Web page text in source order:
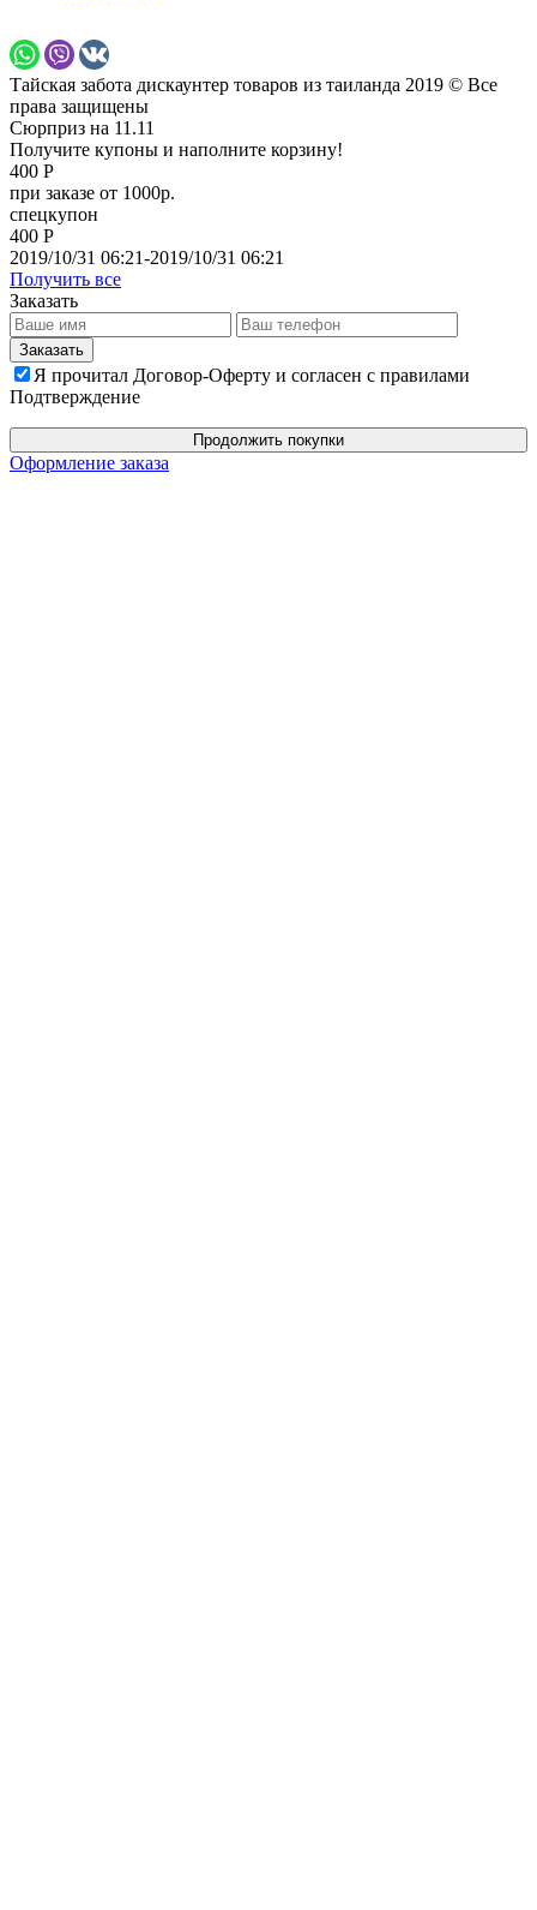
Тайская забота дискаунтер товаров из таиланда 2019 © Все
права защищены
Сюрприз на 11.11
Получите купоны и наполните корзину!
400 Р
при заказе от 1000р.
спецкупон
400 Р
2019/10/31 06:21-2019/10/31 06:21
Получить все
Заказать
Я прочитал Договор-Оферту и согласен с правилами
Подтверждение
Продолжить покупки
Оформление заказа